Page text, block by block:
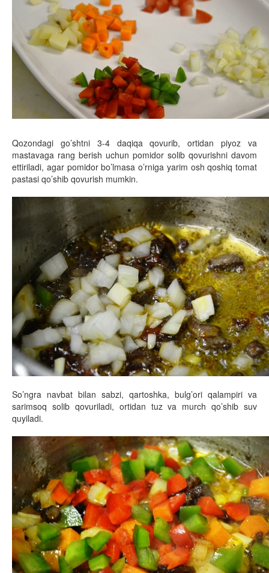
Qozondagi go’shtni 3-4 daqiqa qovurib, ortidan piyoz va
mastavaga rang berish uchun pomidor solib qovurishni davom
ettiriladi, agar pomidor bo’lmasa o’rniga yarim osh qoshiq tomat
pastasi qo’shib qovurish mumkin.
So’ngra navbat bilan sabzi, qartoshka, bulg’ori qalampiri va
sarimsoq solib qovuriladi, ortidan tuz va murch qo’shib suv
quyiladi.